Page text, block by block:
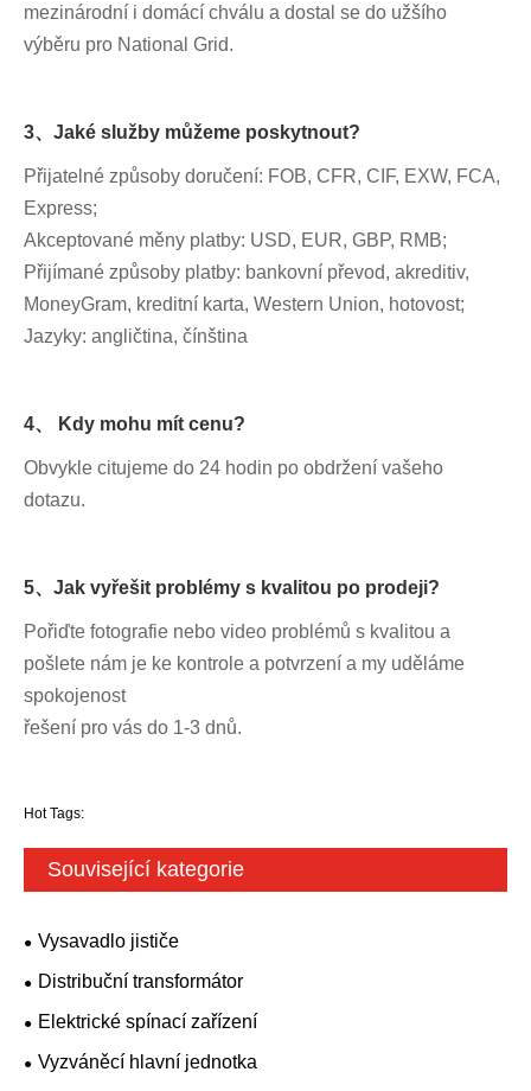
mezinárodní i domácí chválu a dostal se do užšího
výběru pro National Grid.
3、Jaké služby můžeme poskytnout?
Přijatelné způsoby doručení: FOB, CFR, CIF, EXW, FCA,
Express;
Akceptované měny platby: USD, EUR, GBP, RMB;
Přijímané způsoby platby: bankovní převod, akreditiv,
MoneyGram, kreditní karta, Western Union, hotovost;
Jazyky: angličtina, čínština
4、 Kdy mohu mít cenu?
Obvykle citujeme do 24 hodin po obdržení vašeho
dotazu.
5、Jak vyřešit problémy s kvalitou po prodeji?
Pořiďte fotografie nebo video problémů s kvalitou a
pošlete nám je ke kontrole a potvrzení a my uděláme
spokojenost
řešení pro vás do 1-3 dnů.
Hot Tags:
Související kategorie
Vysavadlo jističe
Distribuční transformátor
Elektrické spínací zařízení
Vyzváněcí hlavní jednotka